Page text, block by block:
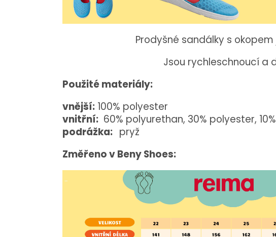
Prodyšné sandálky s
Jsou rychleschnoucí a
Použité materiály:
vnější: 100% polyester
vnitřní: 60% polyurethan, 30% polyester,
podrážka: pryž
Změřeno v Beny Shoes: